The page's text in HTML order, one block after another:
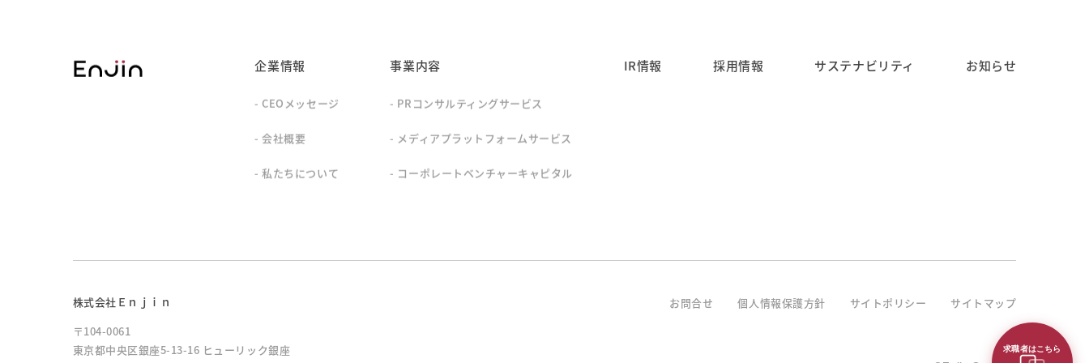
企業情報
CEOメッセージ
会社概要
私たちについて
事業内容
PRコンサルティングサービス
メディアプラットフォームサービス
コーポレートベンチャーキャピタル
IR情報 採用情報 サステナビリティ お知らせ
お問合せ 個人情報保護方針 サイトポリシー サイトマップ
株式会社Ｅｎｊｉｎ
〒104-0061
東京都中央区銀座5-13-16 ヒューリック銀座
求職者はこちら